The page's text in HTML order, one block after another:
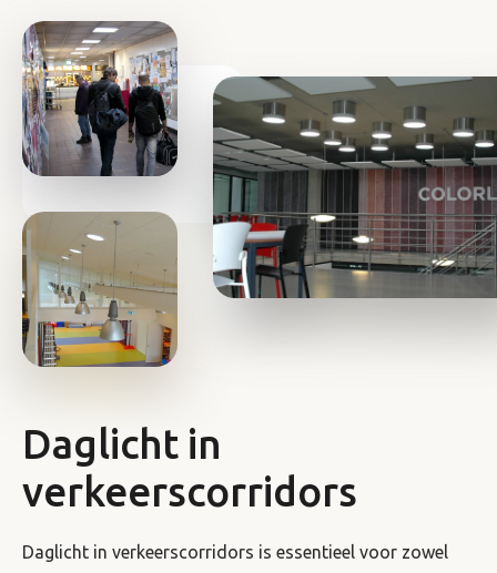
Daglicht in
verkeerscorridors
Daglicht in verkeerscorridors is essentieel voor zowel